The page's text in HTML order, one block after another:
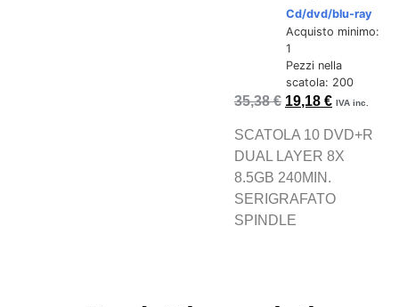
Cd/dvd/blu-ray
Acquisto minimo:
1
Pezzi nella
scatola: 200
35,38€ 19,18€ IVA inc.
SCATOLA 10 DVD+R
DUAL LAYER 8X
8.5GB 240MIN.
SERIGRAFATO
SPINDLE